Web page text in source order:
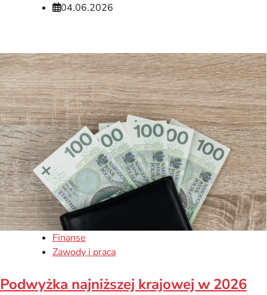
04.06.2026
Finanse
Zawody i praca
Podwyżka najniższej krajowej w 2026